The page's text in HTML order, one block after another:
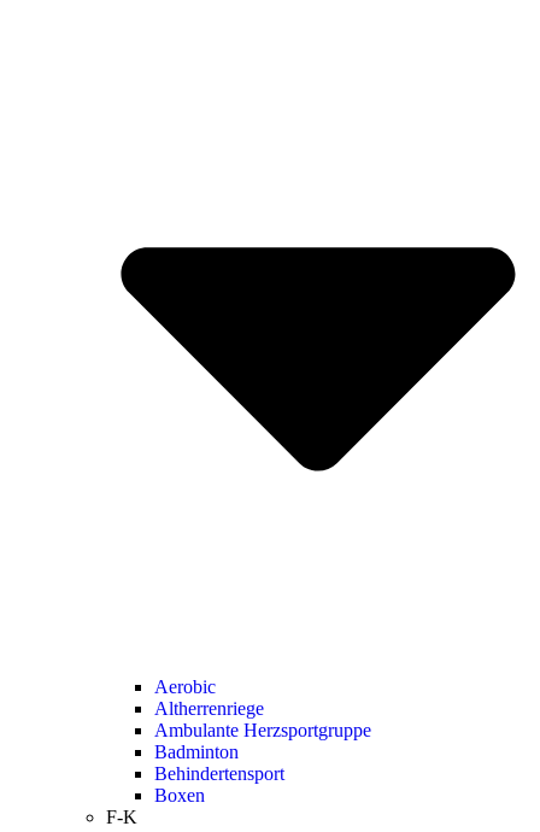
Aerobic
Altherrenriege
Ambulante Herzsportgruppe
Badminton
Behindertensport
Boxen
F-K